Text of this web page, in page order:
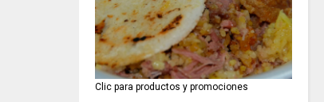
Clic para productos y promociones